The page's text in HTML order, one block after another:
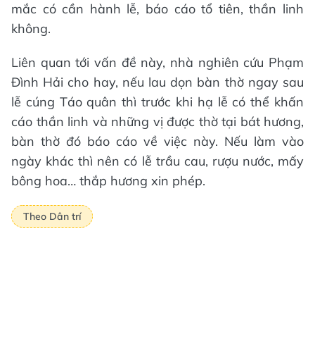
mắc có cần hành lễ, báo cáo tổ tiên, thần linh
không.
Liên quan tới vấn đề này, nhà nghiên cứu Phạm
Đình Hải cho hay, nếu lau dọn bàn thờ ngay sau
lễ cúng Táo quân thì trước khi hạ lễ có thể khấn
cáo thần linh và những vị được thờ tại bát hương,
bàn thờ đó báo cáo về việc này. Nếu làm vào
ngày khác thì nên có lễ trầu cau, rượu nước, mấy
bông hoa… thắp hương xin phép.
Theo Dân trí